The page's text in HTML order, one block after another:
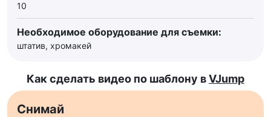
10
Необходимое оборудование для съемки:
штатив, хромакей
Как сделать видео по шаблону вVJump
Снимай